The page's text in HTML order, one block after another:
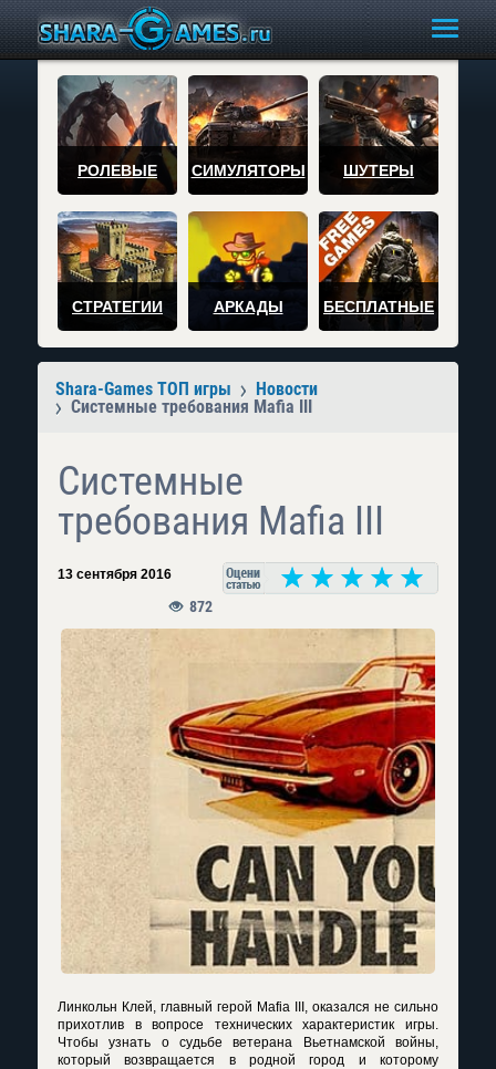
РОЛЕВЫЕ СИМУЛЯТОРЫ ШУТЕРЫ
СТРАТЕГИИ АРКАДЫ БЕСПЛАТНЫЕ
Shara-Games ТОП игры
Новости
Системные требования Mafia III
Системные
требования Mafia III
13 сентября 2016
872
Линкольн Клей, главный герой Mafia III, оказался не сильно
прихотлив в вопросе технических характеристик игры.
Чтобы узнать о судьбе ветерана Вьетнамской войны,
который возвращается в родной город и которому